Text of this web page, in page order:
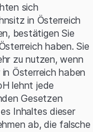
sich
in Österreich
bestätigen Sie
haben. Sie
zu nutzen, wenn
Österreich haben
lehnt jede
Gesetzen
Inhaltes dieser
ab, die falsche